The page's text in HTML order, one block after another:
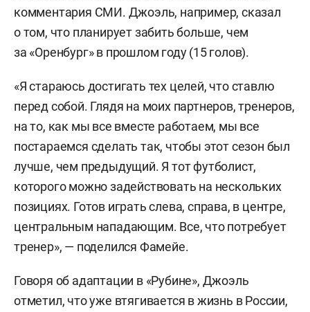
комментария СМИ. Джоэль, например, сказал
о том, что планирует забить больше, чем
за «Оренбург» в прошлом году (15 голов).
«Я стараюсь достигать тех целей, что ставлю
перед собой. Глядя на моих партнеров, тренеров,
на то, как мы все вместе работаем, мы все
постараемся сделать так, чтобы этот сезон был
лучше, чем предыдущий. Я тот футболист,
которого можно задействовать на нескольких
позициях. Готов играть слева, справа, в центре,
центральным нападающим. Все, что потребует
тренер», — поделился Фамейе.
Говоря об адаптации в «Рубине», Джоэль
отметил, что уже втягивается в жизнь в России,